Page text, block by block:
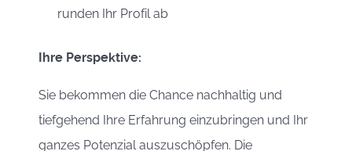
runden Ihr Profil ab
Ihre Perspektive:
Sie bekommen die Chance nachhaltig und
tiefgehend Ihre Erfahrung einzubringen und Ihr
ganzes Potenzial auszuschöpfen. Die